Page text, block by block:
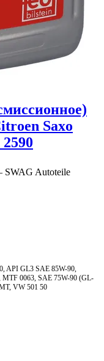
Saxo
Autoteile
API GL3 SAE 85W-90,
0063, SAE 75W-90 (GL-
VW 501 50